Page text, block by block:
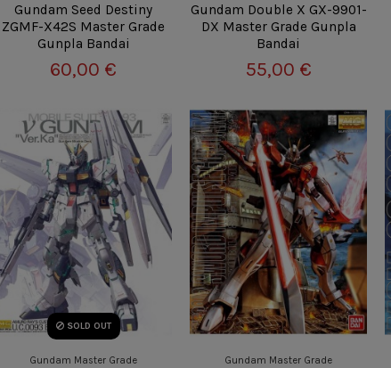
Gundam Seed Destiny
ZGMF-X42S Master Grade
Gunpla Bandai
60,00 €
Gundam Double X GX-9901-
DX Master Grade Gunpla
Bandai
55,00 €
SOLD OUT
Gundam Master Grade Gundam Master Grade